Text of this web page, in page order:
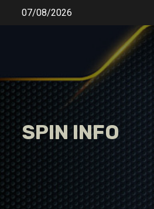
07/08/2026
SPIN INFO